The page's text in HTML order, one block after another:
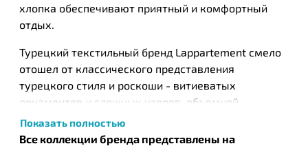
хлопка обеспечивают приятный и комфортный
отдых.
Турецкий текстильный бренд Lappartement смело
отошел от классического представления
турецкого стиля и роскоши - витиеватых
орнаментов и сложных узоров, объемной
аппликации или вышивки. Lappartement был
вдохновлен классическими интерьерами
Показать полностью
Все коллекции бренда представлены на